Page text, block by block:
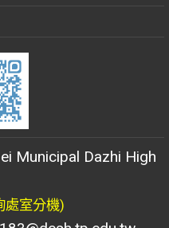
Municipal Dazhi High
處室分機)